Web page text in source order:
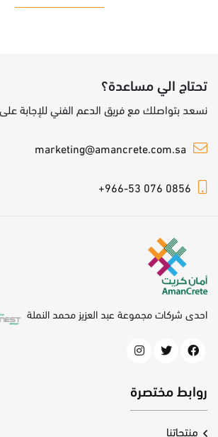
تحتاج الي مساعدة؟
نسعد بتواصلك مع فريق الدعم الفني للإجابة
marketing@amancrete.com.sa
+966-53 076 0856
احدى شركات مجموعة عبد العزيز محمد النملة
روابط مختصرة
منتجاتنا